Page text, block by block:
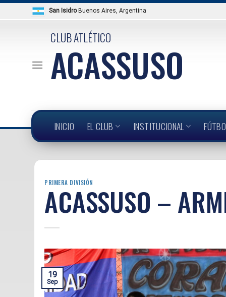
Skip
San IsidroBuenos Aires, Argentina
CLUB ATLÉTICO
ACASSUSO
INICIO EL CLUB INSTITUCIONAL
PRIMERA DIVISIÓN
ACASSUSO –
19
Sep